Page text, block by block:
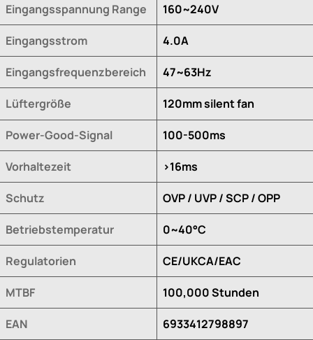
Eingangsspannung Range 160~240V
Eingangsstrom 4.0A
Eingangsfrequenzbereich 47~63Hz
Lüftergröße 120mm silent fan
Power-Good-Signal 100-500ms
Vorhaltezeit >16ms
Schutz OVP / UVP / SCP / OPP
Betriebstemperatur 0~40°C
Regulatorien CE/UKCA/EAC
MTBF 100,000 Stunden
EAN 6933412798897